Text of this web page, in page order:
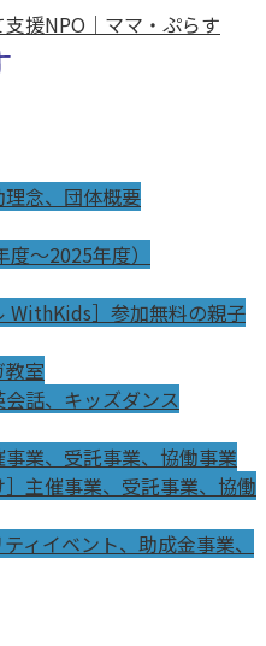
念、団体概要
～2025年度）
WithKids］参加無料の親子
教室
会話、キッズダンス
事業、受託事業、協働事業
］主催事業、受託事業、協働
ィイベント、助成金事業、